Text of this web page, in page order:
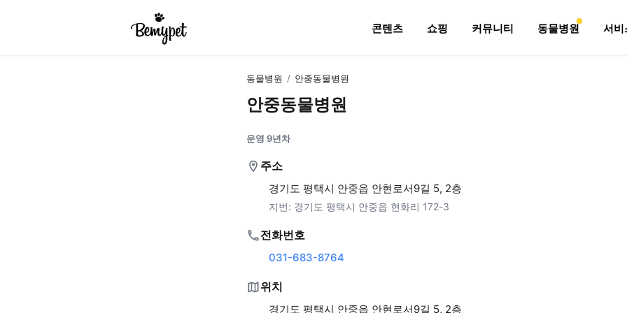
콘텐츠 쇼핑 커뮤니티 동물병원 서비
동물병원 / 안중동물병원
안중동물병원
운영 9년차
주소
경기도 평택시 안중읍 안현로서9길 5, 2층
지번: 경기도 평택시 안중읍 현화리 172-3
전화번호
031-683-8764
위치
경기도 평택시 안중읍 안현로서9길 5, 2층